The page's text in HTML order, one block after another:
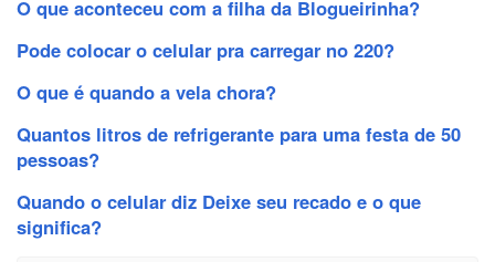
O que aconteceu com a filha da Blogueirinha?
Pode colocar o celular pra carregar no 220?
O que é quando a vela chora?
Quantos litros de refrigerante para uma festa de 50
pessoas?
Quando o celular diz Deixe seu recado e o que
significa?